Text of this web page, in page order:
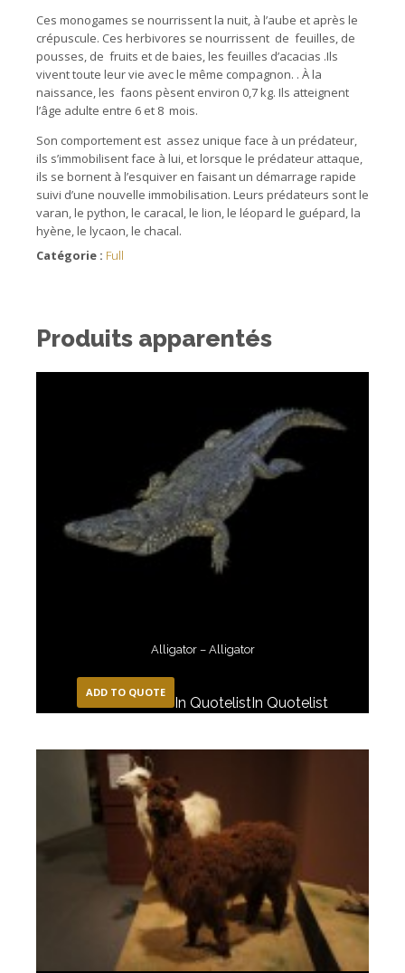
Ces monogames se nourrissent la nuit, à l’aube et après le
crépuscule. Ces herbivores se nourrissent de feuilles, de
pousses, de fruits et de baies, les feuilles d’acacias .Ils
vivent toute leur vie avec le même compagnon. . À la
naissance, les faons pèsent environ 0,7 kg. Ils atteignent
l’âge adulte entre 6 et 8 mois.
Son comportement est assez unique face à un prédateur,
ils s’immobilisent face à lui, et lorsque le prédateur attaque,
ils se bornent à l’esquiver en faisant un démarrage rapide
suivi d’une nouvelle immobilisation. Leurs prédateurs sont le
varan, le python, le caracal, le lion, le léopard le guépard, la
hyène, le lycaon, le chacal.
Catégorie : Full
Produits apparentés
Alligator – Alligator
ADD TO QUOTE
In QuotelistIn Quotelist